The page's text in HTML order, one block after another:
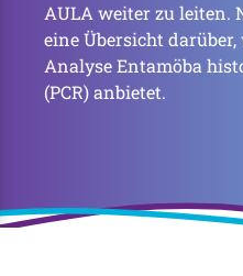
AULA weiter zu leiten.
eine Übersicht darüber,
Analyse Entamöba
(PCR) anbietet.